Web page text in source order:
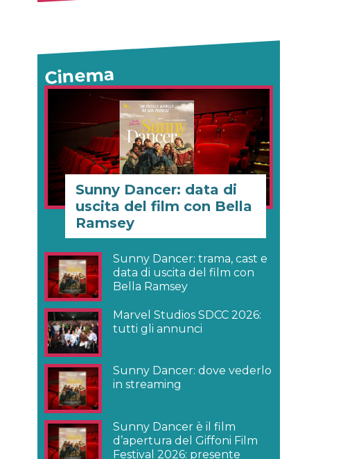
Cinema
Sunny Dancer: data di
uscita del film con Bella
Ramsey
Sunny Dancer: trama, cast e
data di uscita del film con
Bella Ramsey
Marvel Studios SDCC 2026:
tutti gli annunci
Sunny Dancer: dove vederlo
in streaming
Sunny Dancer è il film
d’apertura del Giffoni Film
Festival 2026: presente